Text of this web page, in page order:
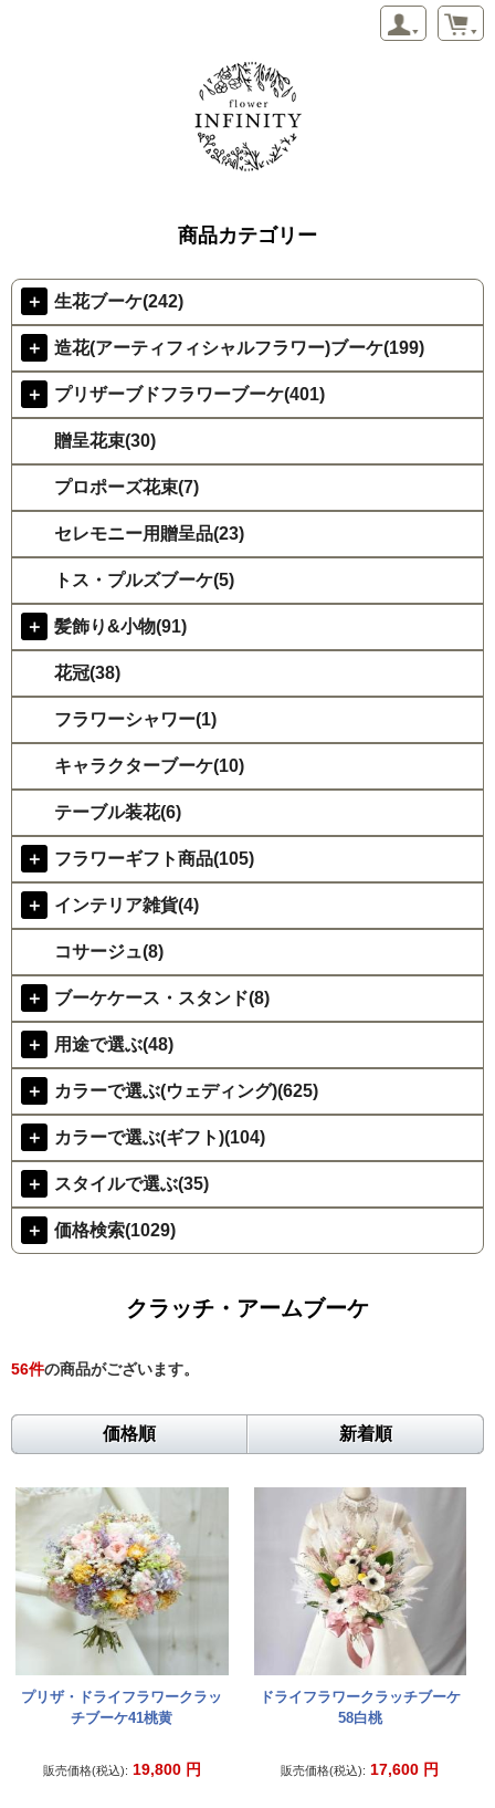
商品カテゴリー
＋ 生花ブーケ(242)
＋ 造花(アーティフィシャルフラワー)ブーケ(199)
＋ プリザーブドフラワーブーケ(401)
贈呈花束(30)
プロポーズ花束(7)
セレモニー用贈呈品(23)
トス・プルズブーケ(5)
＋ 髪飾り&小物(91)
花冠(38)
フラワーシャワー(1)
キャラクターブーケ(10)
テーブル装花(6)
＋ フラワーギフト商品(105)
＋ インテリア雑貨(4)
コサージュ(8)
＋ ブーケケース・スタンド(8)
＋ 用途で選ぶ(48)
＋ カラーで選ぶ(ウェディング)(625)
＋ カラーで選ぶ(ギフト)(104)
＋ スタイルで選ぶ(35)
＋ 価格検索(1029)
クラッチ・アームブーケ
56件の商品がございます。
価格順 新着順
プリザ・ドライフラワークラッ
チブーケ41桃黄
販売価格(税込): 19,800 円
ドライフラワークラッチブーケ
58白桃
販売価格(税込): 17,600 円